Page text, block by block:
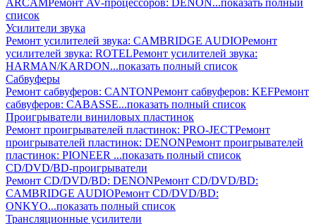
ARCAMРемонт AV-процессоров: DENON...показать полный
список
Усилители звука
Ремонт усилителей звука: CAMBRIDGE AUDIOРемонт
усилителей звука: ROTELРемонт усилителей звука:
HARMAN/KARDON...показать полный список
Сабвуферы
Ремонт сабвуферов: CANTONРемонт сабвуферов: KEFРемонт
сабвуферов: CABASSE...показать полный список
Проигрыватели виниловых пластинок
Ремонт проигрывателей пластинок: PRO-JECTРемонт
проигрывателей пластинок: DENONРемонт проигрывателей
пластинок: PIONEER ...показать полный список
CD/DVD/BD-проигрыватели
Ремонт CD/DVD/BD: DENONРемонт CD/DVD/BD:
CAMBRIDGE AUDIOРемонт CD/DVD/BD:
ONKYO...показать полный список
Трансляционные усилители